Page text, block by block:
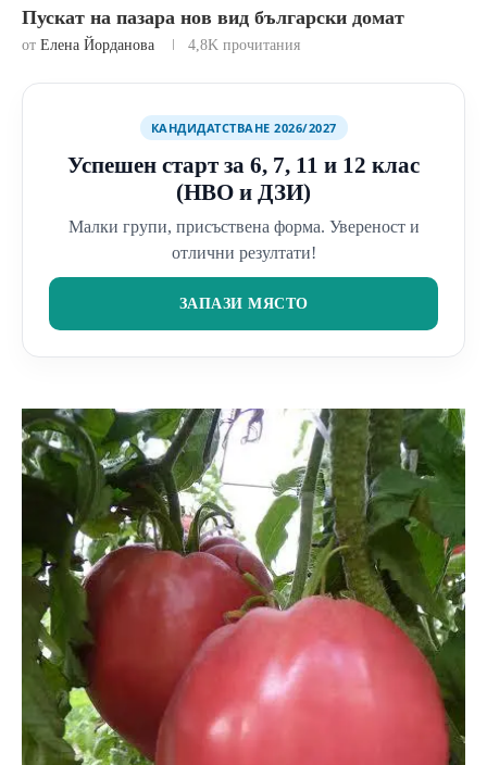
Пускат на пазара нов вид български домат
от Елена Йорданова 4,8K прочитания
КАНДИДАТСТВАНЕ 2026/2027
Успешен старт за 6, 7, 11 и 12 клас
(НВО и ДЗИ)
Малки групи, присъствена форма. Увереност и
отлични резултати!
ЗАПАЗИ МЯСТО